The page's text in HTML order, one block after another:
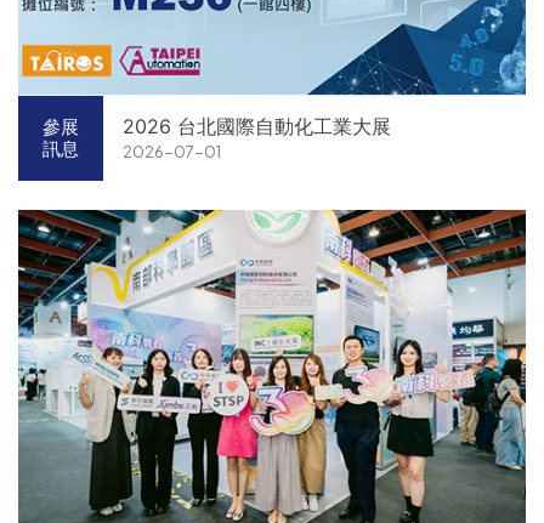
參展
訊息
2026 台北國際自動化工業大展
2026-07-01